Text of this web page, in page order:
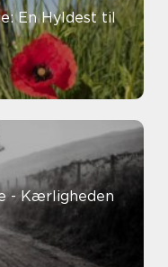
En Hyldest til
- Kærligheden